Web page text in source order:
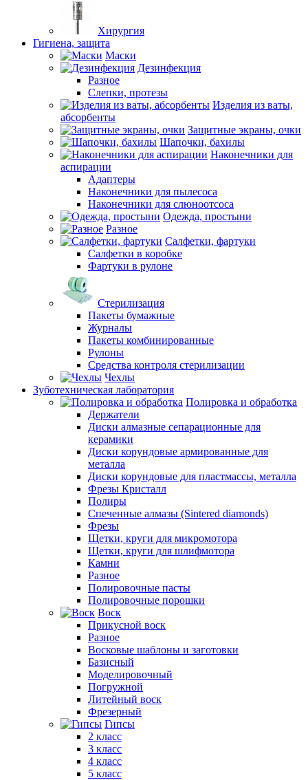
Хирургия
Гигиена, защита
Маски
Дезинфекция
Разное
Слепки, протезы
Изделия из ваты,
абсорбенты
Защитные экраны, очки
Шапочки, бахилы
Наконечники для
аспирации
Адаптеры
Наконечники для пылесоса
Наконечники для слюноотсоса
Одежда, простыни
Разное
Салфетки, фартуки
Салфетки в коробке
Фартуки в рулоне
Стерилизация
Пакеты бумажные
Журналы
Пакеты комбинированные
Рулоны
Средства контроля стерилизации
Чехлы
Зуботехническая лаборатория
Полировка и обработка
Держатели
Диски алмазные сепарационные для
керамики
Диски корундовые армированные для
металла
Диски корундовые для пластмассы, металла
Фрезы Кристалл
Полиры
Спеченные алмазы (Sintered diamonds)
Фрезы
Щетки, круги для микромотора
Щетки, круги для шлифмотора
Камни
Разное
Полировочные пасты
Полировочные порошки
Воск
Прикусной воск
Разное
Восковые шаблоны и заготовки
Базисный
Моделировочный
Погружной
Литейный воск
Фрезерный
Гипсы
2 класс
3 класс
4 класс
5 класс